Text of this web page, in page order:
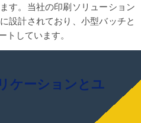
す。当社の印刷ソリューション
設計されており、小型バッチと
しています。
ケーションとユ